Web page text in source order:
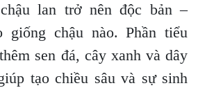
lan trở nên độc bản –
giống chậu nào. Phần tiểu
sen đá, cây xanh và dây
tạo chiều sâu và sự sinh